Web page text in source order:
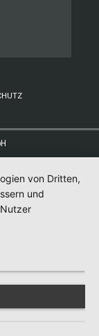
von Dritten,
und